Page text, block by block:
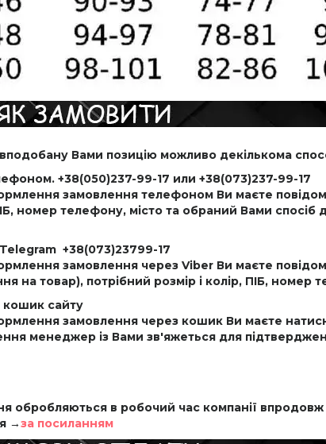
Вами позицію можливо декількома
+38(050)237-99-17 или +38(073)237-99-17
замовлення телефоном Ви маєте
номер телефону, місто та обраний Вами спосіб
Telegram +38(073)23799-17
замовлення через Viber Ви маєте
на товар), потрібний розмір і колір, ПІБ, номер
кошик сайту
замовлення через кошик Ви маєте
менеджер із Вами зв'яжеться для
обробляються в робочий час компанії
→за посиланням